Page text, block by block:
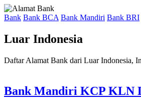
Bank Bank BCA Bank Mandiri Bank BRI
Luar Indonesia
Daftar Alamat Bank dari Luar Indonesia,
Bank Mandiri KCP KLN